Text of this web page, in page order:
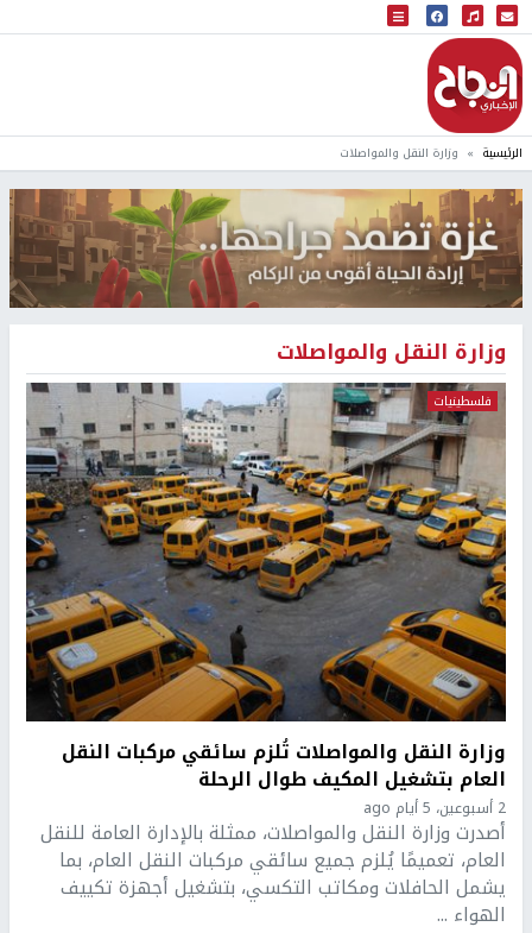
البث المباشر
إذاعة النجاح
الرئيسية وزارة النقل والمواصلات
وزارة النقل والمواصلات
فلسطينيات
وزارة النقل والمواصلات تُلزم سائقي مركبات النقل
العام بتشغيل المكيف طوال الرحلة
2 أسبوعين، 5 أيام ago
أصدرت وزارة النقل والمواصلات، ممثلة بالإدارة العامة للنقل
العام، تعميمًا يُلزم جميع سائقي مركبات النقل العام، بما
يشمل الحافلات ومكاتب التكسي، بتشغيل أجهزة تكييف
الهواء ...